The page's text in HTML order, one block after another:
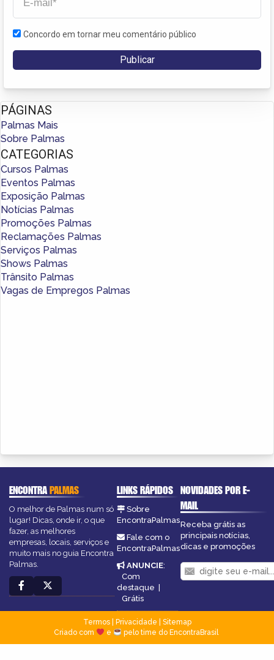
Concordo em tornar meu comentário público
PÁGINAS
Palmas Mais
Sobre Palmas
CATEGORIAS
Cursos Palmas
Eventos Palmas
Exposição Palmas
Notícias Palmas
Promoções Palmas
Reclamações Palmas
Serviços Palmas
Shows Palmas
Trânsito Palmas
Vagas de Empregos Palmas
ENCONTRAPALMAS
O melhor de Palmas num só
lugar! Dicas, onde ir, o que
fazer, as melhores
empresas, locais, serviços e
muito mais no guia Encontra
Palmas.
LINKS RÁPIDOS
Sobre
EncontraPalmas
Fale com o
EncontraPalmas
ANUNCIE:
Com
destaque
Grátis
NOVIDADES POR E-
MAIL
Receba grátis as
principais notícias,
dicas e promoções
Termos| Privacidade
Sitemap
Criado com
e pelo time do EncontraBrasil